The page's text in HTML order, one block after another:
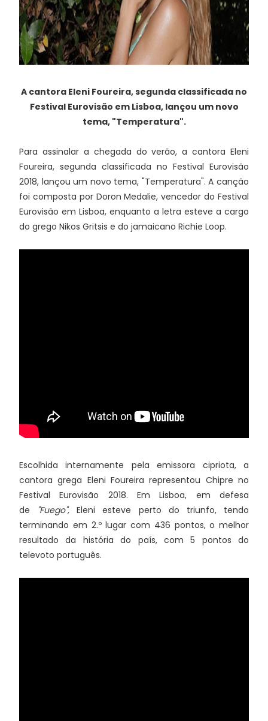
A cantora Eleni Foureira, segunda classificada no
Festival Eurovisão em Lisboa, lançou um novo
tema, "Temperatura".
Para assinalar a chegada do verão, a cantora Eleni
Foureira, segunda classificada no Festival Eurovisão
2018, lançou um novo tema, "Temperatura". A canção
foi composta por Doron Medalie, vencedor do Festival
Eurovisão em Lisboa, enquanto a letra esteve a cargo
do grego Nikos Gritsis e do jamaicano Richie Loop.
Escolhida internamente pela emissora cipriota, a
cantora grega Eleni Foureira representou Chipre no
Festival Eurovisão 2018. Em Lisboa, em defesa
de "Fuego",Eleni esteve perto do triunfo, tendo
terminando em 2.º lugar com 436 pontos, o melhor
resultado da história do país, com 5 pontos do
televoto português.